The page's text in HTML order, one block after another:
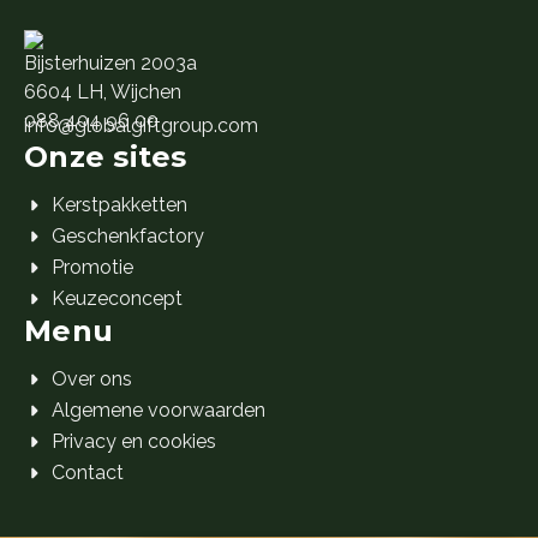
Bijsterhuizen 2003a
6604 LH, Wijchen
088 404 96 00
info@globalgiftgroup.com
Onze sites
Kerstpakketten
Geschenkfactory
Promotie
Keuzeconcept
Menu
Over ons
Algemene voorwaarden
Privacy en cookies
Contact